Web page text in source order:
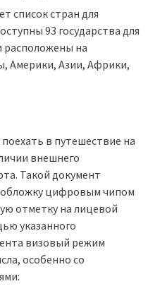
список стран для
93 государства для
расположены на
Америки, Азии, Африки,
в путешествие на
внешнего
Такой документ
цифровым чипом
отметку на лицевой
указанного
визовый режим
особенно со